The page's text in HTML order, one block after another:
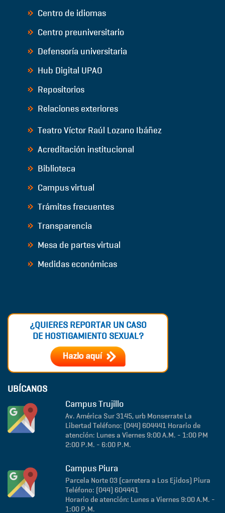
Centro de idiomas
Centro preuniversitario
Defensoría universitaria
Hub Digital UPAO
Repositorios
Relaciones exteriores
Teatro Víctor Raúl Lozano Ibáñez
Acreditación institucional
Biblioteca
Campus virtual
Trámites frecuentes
Transparencia
Mesa de partes virtual
Medidas económicas
¿QUIERES REPORTAR UN CASO
DE HOSTIGAMIENTO SEXUAL?
UBÍCANOS
Campus Trujillo
Av. América Sur 3145, urb Monserrate La
Libertad Teléfono: (044) 604441 Horario de
atención: Lunes a Viernes 9:00 A.M. - 1:00 PM
2:00 P.M. - 6:00 P.M.
Campus Piura
Parcela Norte 03 (carretera a Los Ejidos) Piura
Teléfono: (044) 604441
Horario de atención: Lunes a Viernes 9:00 A.M. -
1:00 P.M.